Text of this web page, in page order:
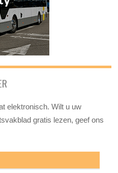
elektronisch. Wilt u uw
gratis lezen, geef ons